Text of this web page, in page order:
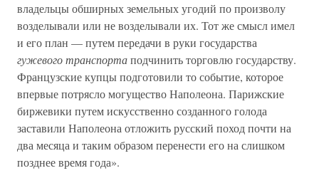
владельцы обширных земельных угодий по произволу
возделывали или не возделывали их. Тот же смысл имел
и его план — путем передачи в руки государства
гужевого транспортаподчинить торговлю государству.
Французские купцы подготовили то событие, которое
впервые потрясло могущество Наполеона. Парижские
биржевики путем искусственно созданного голода
заставили Наполеона отложить русский поход почти на
два месяца и таким образом перенести его на слишком
позднее время года».